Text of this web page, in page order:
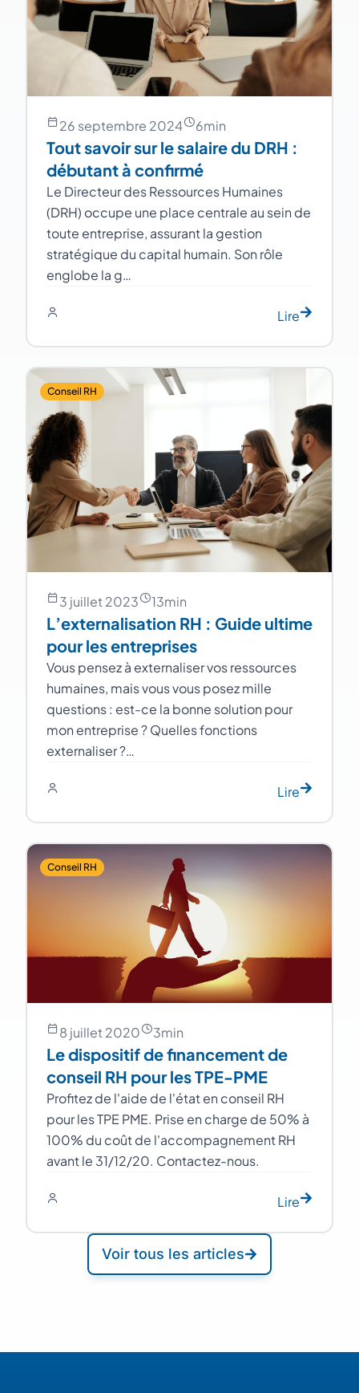
26 septembre 2024 6min
Tout savoir sur le salaire du DRH :
débutant à confirmé
Le Directeur des Ressources Humaines
(DRH) occupe une place centrale au sein de
toute entreprise, assurant la gestion
stratégique du capital humain. Son rôle
englobe la g…
Lire
Conseil RH
3 juillet 2023 13min
L’externalisation RH : Guide ultime
pour les entreprises
Vous pensez à externaliser vos ressources
humaines, mais vous vous posez mille
questions : est-ce la bonne solution pour
mon entreprise ? Quelles fonctions
externaliser ?…
Lire
Conseil RH
8 juillet 2020 3min
Le dispositif de financement de
conseil RH pour les TPE-PME
Profitez de l'aide de l'état en conseil RH
pour les TPE PME. Prise en charge de 50% à
100% du coût de l'accompagnement RH
avant le 31/12/20. Contactez-nous.
Lire
Voir tous les articles